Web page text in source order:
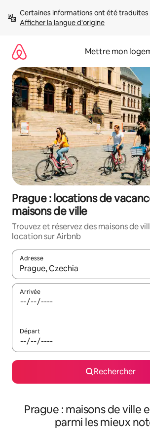
directement
Afficher la langue d'origine
Mettre mon
Prague : locations de
maisons de ville
Trouvez et réservez des maisons de
location sur Airbnb
Adresse
Lorsque les résultats s'affichent, utilisez
Arrivée
Départ
Rechercher
Prague : maisons de ville
parmi les mieux